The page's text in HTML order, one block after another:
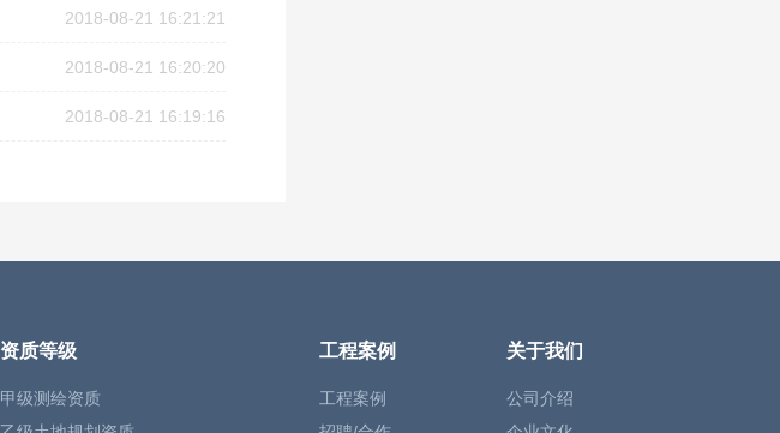
2018-08-21 16:21:21
2018-08-21 16:20:20
2018-08-21 16:19:16
资质等级
甲级测绘资质
工程案例
工程案例
关于我们
公司介绍